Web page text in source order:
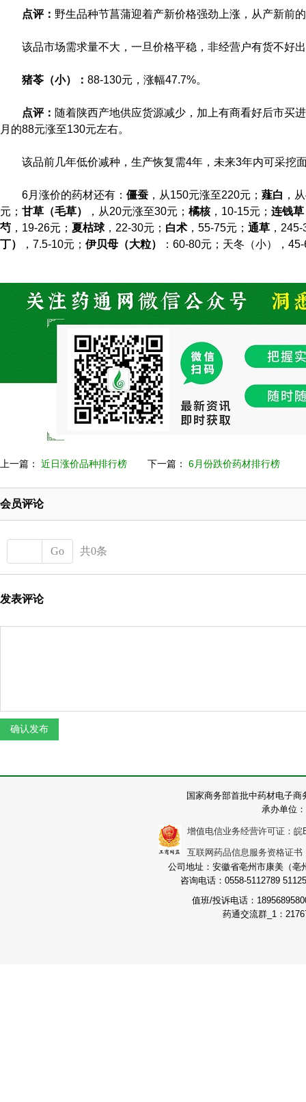
点评： 野生品种节菖蒲迎着产新价格强劲上涨，从产新前
该品市场需求量不大，一旦价格平稳，非经营户有货不好
猪苓（小）： 88-130元，涨幅47.7%。
点评： 随着陕西产地供应货源减少，加上有商看好后市买
月的88元涨至130元左右。
该品前几年低价减种，生产恢复需4年，未来3年内可采挖
6月涨价的药材还有： 僵蚕 ，从150元涨至220元； 薤白 ，
元； 甘草（毛草） ，从20元涨至30元； 橘核，10-15元； 连钱草
芍 ，19-26元； 夏枯球，22-30元； 白术 ，55-75元； 通草 ，
丁）
，7.5-10元； 伊贝母（大粒） ：60-80元；天冬（小），
上一篇： 近日涨价品种排行榜 下一篇： 6月份跌价药材排行榜
会员评论
Go 共0条
发表评论
国家商务部首批中药材电子
承办单位
增值电信业务经营许可证：皖
互联网药品信息服务资格证
公司地址：安徽省亳州市康美（
咨询电话：0558-5112789
值班/投诉电话：
药通交流群_1：